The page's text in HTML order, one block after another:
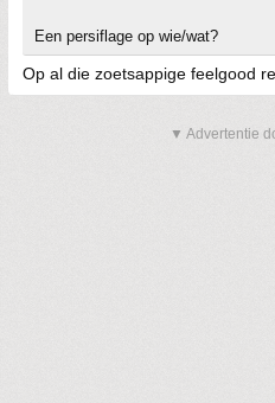
Een persiflage op wie/wat?
Op al die zoetsappige feelgood
▼ Advertentie